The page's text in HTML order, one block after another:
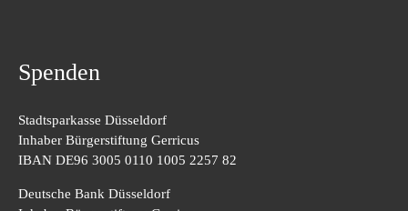
Spenden
Stadtsparkasse Düsseldorf
Inhaber Bürgerstiftung Gerricus
IBAN DE96 3005 0110 1005 2257 82
Deutsche Bank Düsseldorf